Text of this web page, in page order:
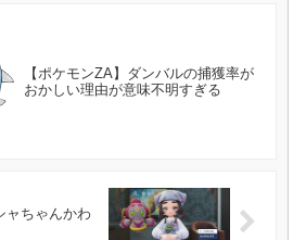
【ポケモンZA】ダンバルの捕獲率が
おかしい理由が意味不明すぎる
ャちゃんかわ